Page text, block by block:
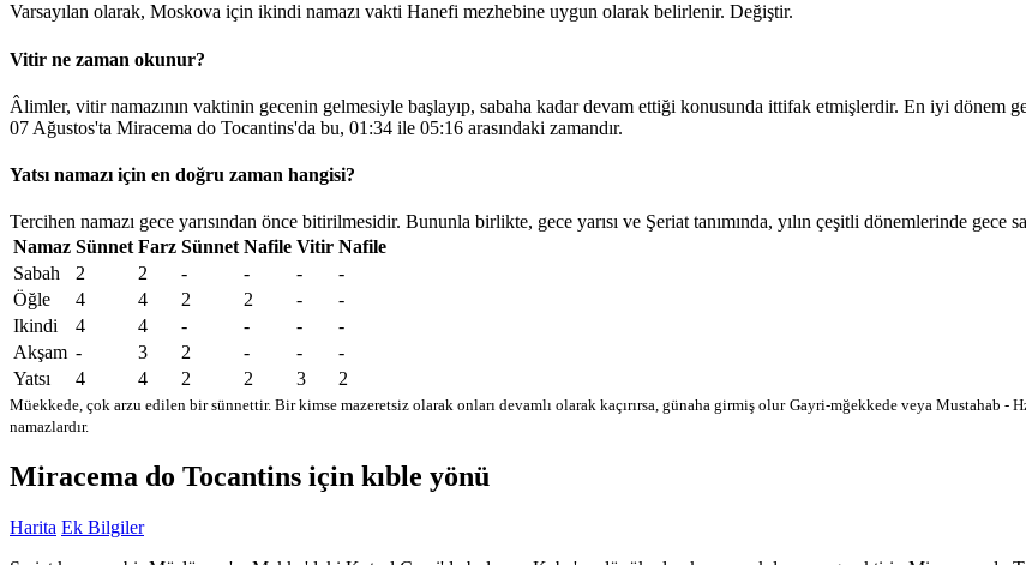
Varsayılan olarak, Moskova için ikindi namazı vakti Hanefi mezhebine uygun olarak belirlenir. Değiştir.
Vitir ne zaman okunur?
Âlimler, vitir namazının vaktinin gecenin gelmesiyle başlayıp, sabaha kadar devam ettiği konusunda ittifak etmişlerdir. En iyi dönem
07 Ağustos'ta Miracema do Tocantins'da bu, 01:34 ile 05:16 arasındaki zamandır.
Yatsı namazı için en doğru zaman hangisi?
Tercihen namazı gece yarısından önce bitirilmesidir. Bununla birlikte, gece yarısı ve Şeriat tanımında, yılın çeşitli dönemlerinde gece
Namaz Sünnet Farz Sünnet Nafile Vitir Nafile
Sabah
2 2 - - -
-
Öğle
4 4 2 2 -
-
Ikindi
4 4 - - -
-
Akşam - 3 2 - -
-
Yatsı
4 4 2 2 3 2
Müekkede, çok arzu edilen bir sünnettir. Bir kimse mazeretsiz olarak onları devamlı olarak kaçırırsa, günaha girmiş olur Gayri-mğekkede veya Mustahab -
namazlardır.
Miracema do Tocantins için kıble yönü
Harita Ek Bilgiler